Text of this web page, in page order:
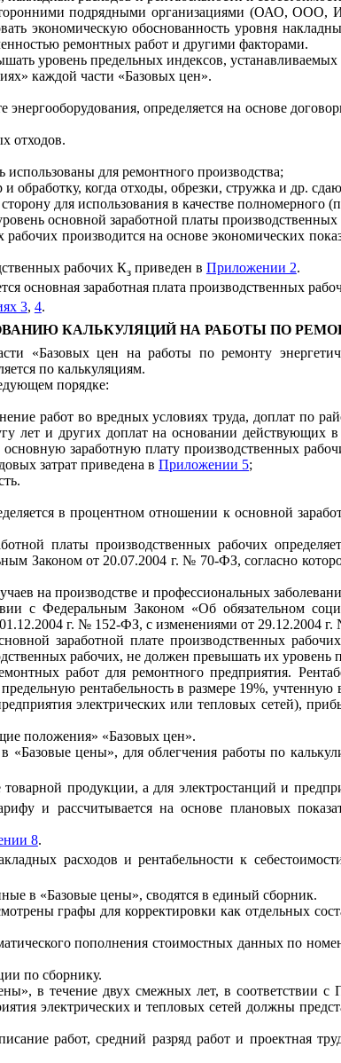
подрядными организациями (ОАО, ООО,
экономическую обоснованность уровня
ремонтных работ и другими факторами.
уровень предельных индексов,
каждой части «Базовых цен».
определяется на основе
отходов.
для ремонтного производства;
когда отходы, обрезки, стружка и др.
для использования в качестве полномерного
основной заработной платы
производится на основе экономических
рабочих Кзприведен в Приложении 2.
основная заработная плата производственных
3, 4.
КАЛЬКУЛЯЦИЙ НА РАБОТЫ ПО
«Базовых цен на работы по ремонту
по калькуляциям.
порядке:
работ во вредных условиях труда, доплат по
лет и других доплат на основании действующих
основную заработную плату производственных
затрат приведена в Приложении 5;
в процентном отношении к основной
платы производственных рабочих
Законом от 20.07.2004 г. № 70-ФЗ, согласно
на производстве и профессиональных
с Федеральным Законом «Об обязательном
г. № 152-ФЗ, с изменениями от 29.12.2004
заработной плате производственных
рабочих, не должен превышать их
работ для ремонтного предприятия.
рентабельность в размере 19%,
электрических или тепловых сетей),
положения» «Базовых цен».
цены», для облегчения работы по
продукции, а для электростанций и
и рассчитывается на основе плановых
8.
расходов и рентабельности к
в «Базовые цены», сводятся в единый сборник.
графы для корректировки как отдельных
пополнения стоимостных данных по
по сборнику.
в течение двух смежных лет, в
электрических и тепловых сетей должны
работ, средний разряд работ и проектная